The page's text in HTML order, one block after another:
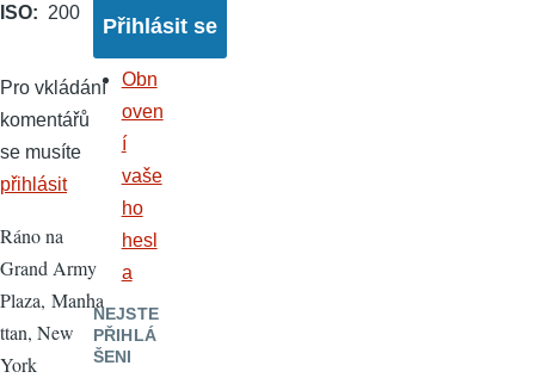
ISO 200
Pro vkládání
komentářů
se musíte
přihlásit
Ráno na
Grand Army
Plaza, Manha
ttan, New
York
Obn
oven
í
vaše
ho
hesl
a
NEJSTE
PŘIHLÁ
ŠENI